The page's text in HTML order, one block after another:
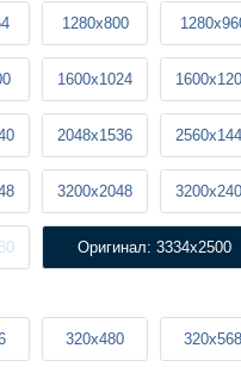
1280x800
1600x1024
2048x1536
3200x2048
Оригинал: 3334x2500
320x480 320x568